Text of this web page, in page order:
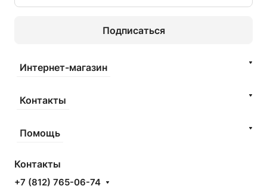
Подписаться
Интернет-магазин
Контакты
Помощь
Контакты
+7 (812) 765-06-74